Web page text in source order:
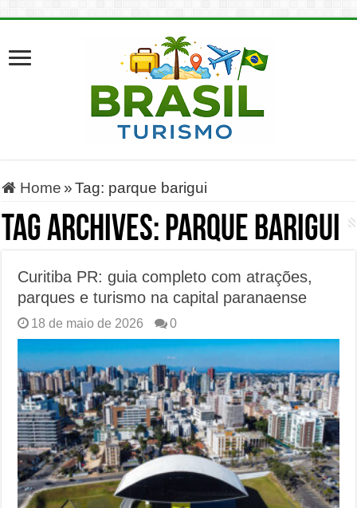
Home » Tag: parque barigui
Tag Archives: parque barigui
Curitiba PR: guia completo com atrações,
parques e turismo na capital paranaense
18 de maio de 2026 0